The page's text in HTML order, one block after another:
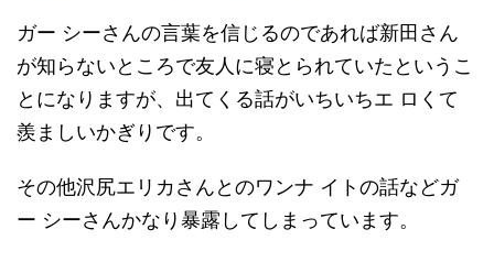
ガー シーさんの言葉を信じるのであれば新田さん
が知らないところで友人に寝とられていたというこ
とになりますが、出てくる話がいちいちエ ロくて
羨ましいかぎりです。
その他沢尻エリカさんとのワンナ イトの話などガ
ー シーさんかなり暴露してしまっています。